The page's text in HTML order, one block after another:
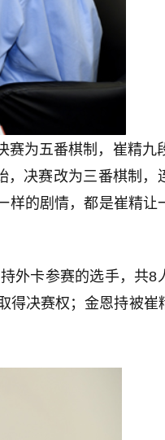
赛为五番棋制，崔精九
，决赛改为三番棋制，
样的剧情，都是崔精让
外卡参赛的选手，共8
得决赛权；金恩持被崔